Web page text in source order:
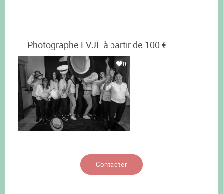
Photographe EVJF à partir de 100 €
0
Contacter